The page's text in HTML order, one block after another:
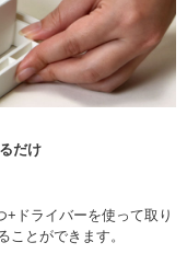
だけ
+ドライバーを使って取り
とができます。